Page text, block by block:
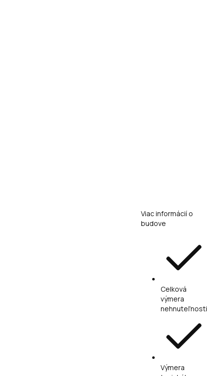
Viac informácií o
budove
Celková
výmera
nehnuteľnosti
Výmera